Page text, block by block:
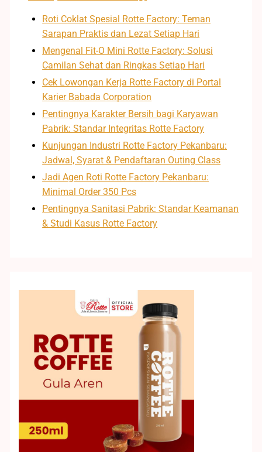
Roti Coklat Spesial Rotte Factory: Teman
Sarapan Praktis dan Lezat Setiap Hari
Mengenal Fit-O Mini Rotte Factory: Solusi
Camilan Sehat dan Ringkas Setiap Hari
Cek Lowongan Kerja Rotte Factory di Portal
Karier Babada Corporation
Pentingnya Karakter Bersih bagi Karyawan
Pabrik: Standar Integritas Rotte Factory
Kunjungan Industri Rotte Factory Pekanbaru:
Jadwal, Syarat & Pendaftaran Outing Class
Jadi Agen Roti Rotte Factory Pekanbaru:
Minimal Order 350 Pcs
Pentingnya Sanitasi Pabrik: Standar Keamanan
& Studi Kasus Rotte Factory